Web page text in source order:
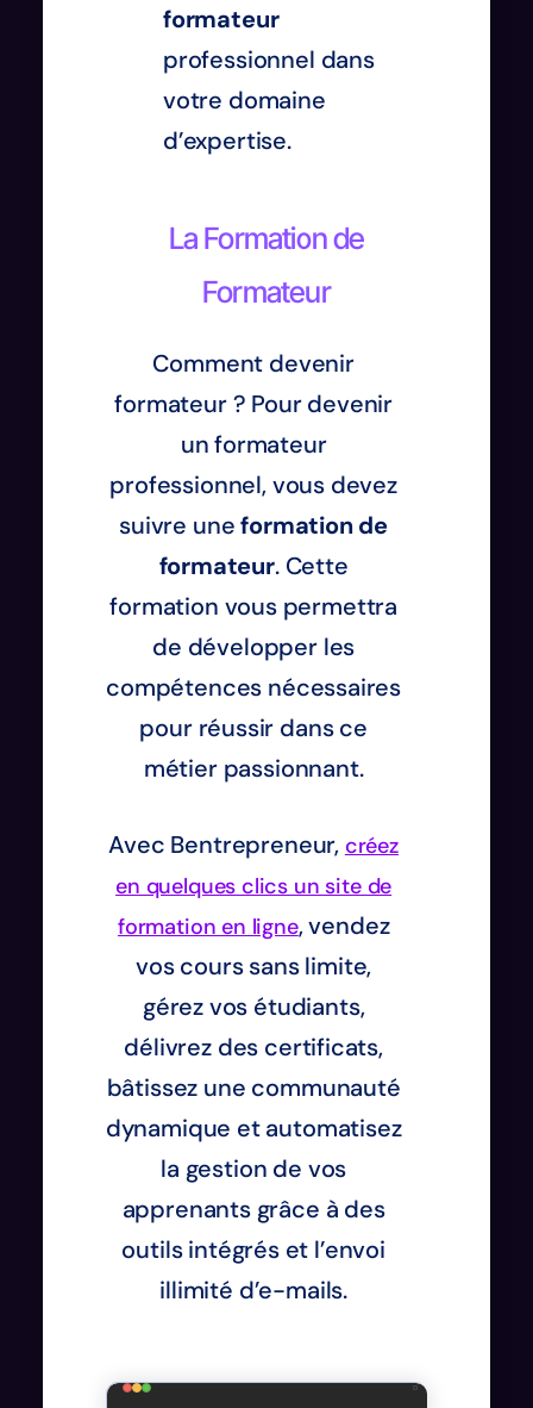
formateur
professionnel dans
votre domaine
d’expertise.
La Formation de
Formateur
Comment devenir
formateur ? Pour devenir
un formateur
professionnel, vous devez
suivre uneformation de
formateur. Cette
formation vous permettra
de développer les
compétences nécessaires
pour réussir dans ce
métier passionnant.
Avec Bentrepreneur, créez
en quelques clics un site de
formation en ligne, vendez
vos cours sans limite,
gérez vos étudiants,
délivrez des certificats,
bâtissez une communauté
dynamique et automatisez
la gestion de vos
apprenants grâce à des
outils intégrés et l’envoi
illimité d’e-mails.